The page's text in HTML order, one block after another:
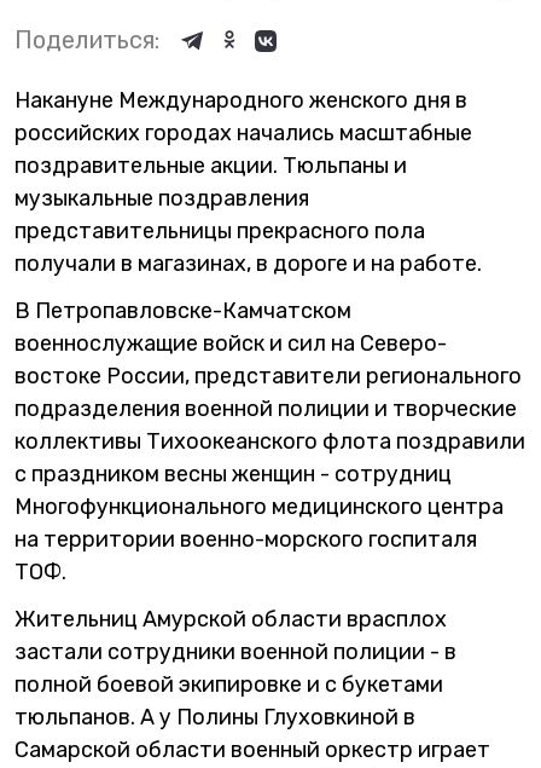
Поделиться:
Накануне Международного женского дня в
российских городах начались масштабные
поздравительные акции. Тюльпаны и
музыкальные поздравления
представительницы прекрасного пола
получали в магазинах, в дороге и на работе.
В Петропавловске-Камчатском
военнослужащие войск и сил на Северо-
востоке России, представители регионального
подразделения военной полиции и творческие
коллективы Тихоокеанского флота поздравили
с праздником весны женщин - сотрудниц
Многофункционального медицинского центра
на территории военно-морского госпиталя
ТОФ.
Жительниц Амурской области врасплох
застали сотрудники военной полиции - в
полной боевой экипировке и с букетами
тюльпанов. А у Полины Глуховкиной в
Самарской области военный оркестр играет